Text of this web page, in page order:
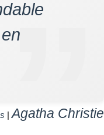
|Agatha Christie